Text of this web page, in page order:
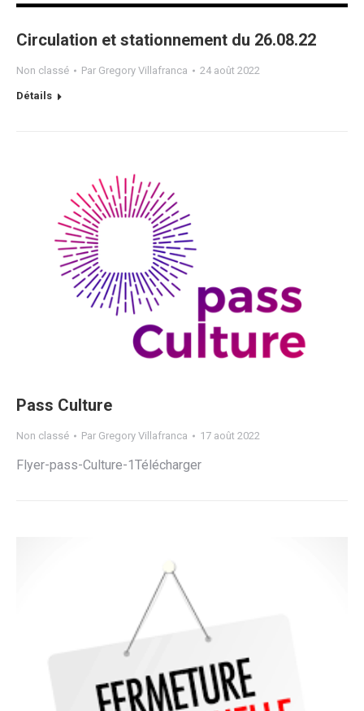
Circulation et stationnement du 26.08.22
Non classé Par Gregory Villafranca 24 août 2022
Détails
Pass Culture
Non classé Par Gregory Villafranca 17 août 2022
Flyer-pass-Culture-1Télécharger